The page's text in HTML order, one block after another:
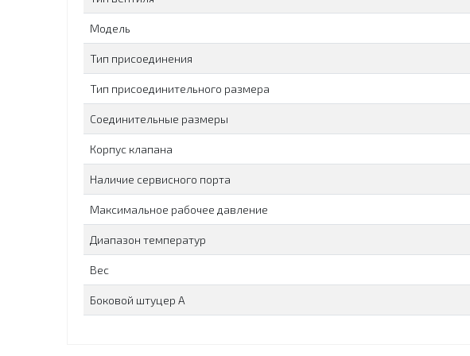
Модель
Тип присоединения
Тип присоединительного размера
Соединительные размеры
Корпус клапана
Наличие сервисного порта
Максимальное рабочее давление
Диапазон температур
Вес
Боковой штуцер А